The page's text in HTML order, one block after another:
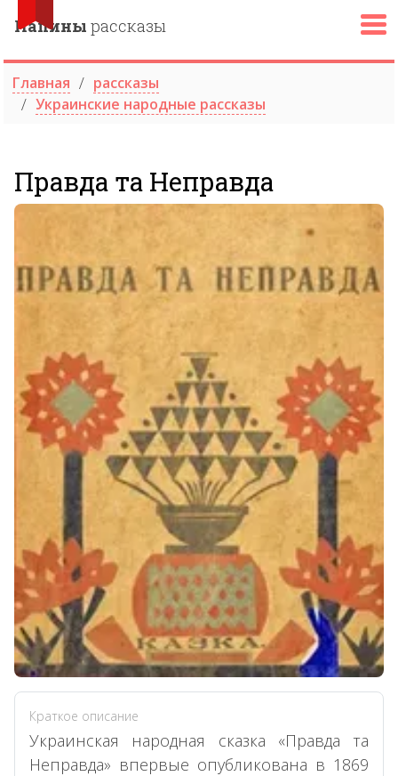
Папины рассказы
Главная
рассказы
Украинские народные рассказы
Правда та Неправда
Краткое описание
Украинская народная сказка «Правда та
Неправда» впервые опубликована в 1869